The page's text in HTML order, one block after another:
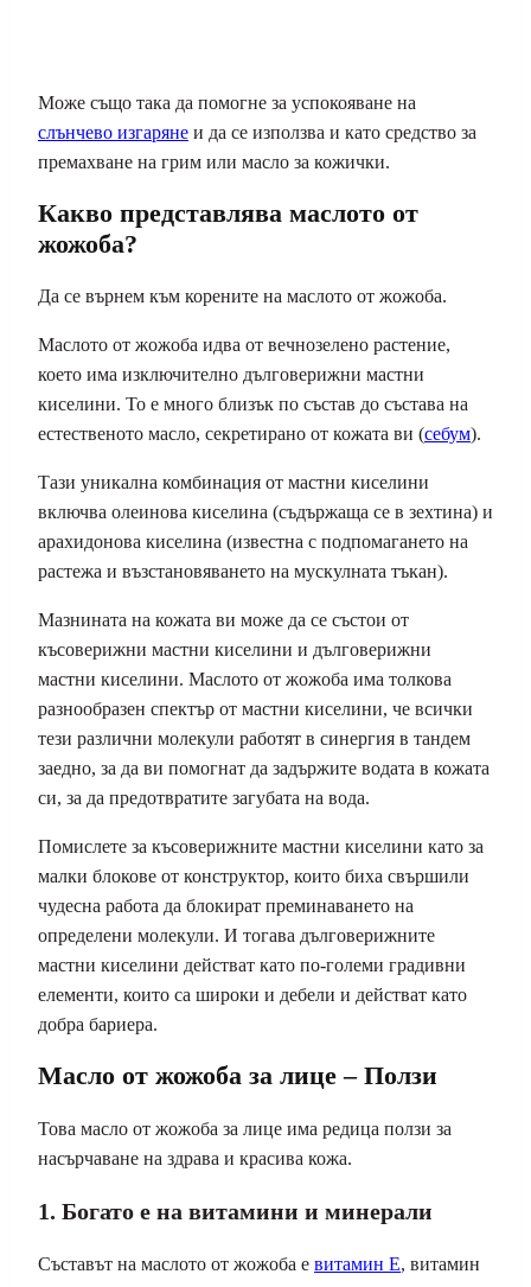
Може също така да помогне за успокояване на
слънчево изгаряне и да се използва и като средство за
премахване на грим или масло за кожички.
Какво представлява маслото от
жожоба?
Да се ​​върнем към корените на маслото от жожоба.
Маслото от жожоба идва от вечнозелено растение,
което има изключително дълговерижни мастни
киселини. То е много близък по състав до състава на
естественото масло, секретирано от кожата ви (себум).
Тази уникална комбинация от мастни киселини
включва олеинова киселина (съдържаща се в зехтина) и
арахидонова киселина (известна с подпомагането на
растежа и възстановяването на мускулната тъкан).
Мазнината на кожата ви може да се състои от
късоверижни мастни киселини и дълговерижни
мастни киселини. Маслото от жожоба има толкова
разнообразен спектър от мастни киселини, че всички
тези различни молекули работят в синергия в тандем
заедно, за да ви помогнат да задържите водата в кожата
си, за да предотвратите загубата на вода.
Помислете за късоверижните мастни киселини като за
малки блокове от конструктор, които биха свършили
чудесна работа да блокират преминаването на
определени молекули. И тогава дълговерижните
мастни киселини действат като по-големи градивни
елементи, които са широки и дебели и действат като
добра бариера.
Масло от жожоба за лице – Ползи
Това масло от жожоба за лице има редица ползи за
насърчаване на здрава и красива кожа.
1. Богато е на витамини и минерали
Съставът на маслото от жожоба е витамин Е, витамин